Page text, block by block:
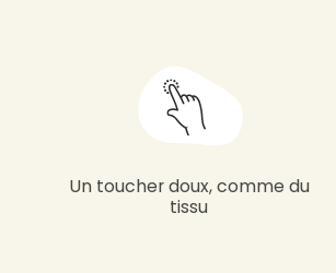
Un toucher doux, comme du
tissu